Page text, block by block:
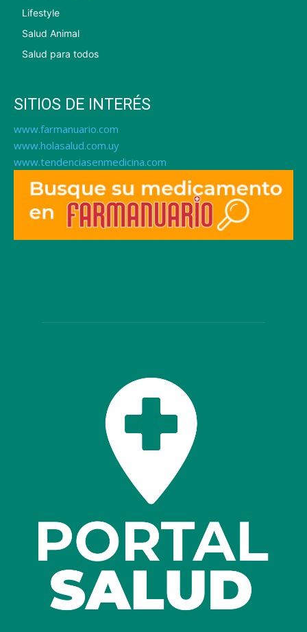
Lifestyle
Salud Animal
Salud para todos
SITIOS DE INTERÉS
www.farmanuario.com
www.holasalud.com.uy
www.tendenciasenmedicina.com